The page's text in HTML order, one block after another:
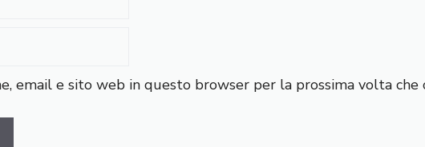
email e sito web in questo browser per la prossima volta che